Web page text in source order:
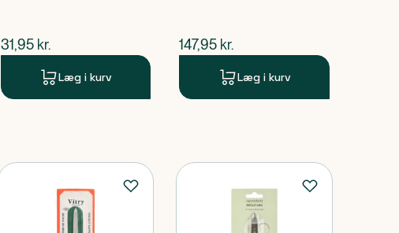
$nuværende pris
31,95 kr.
Læg i kurv
$nuværende pris
147,95 kr.
Læg i kurv